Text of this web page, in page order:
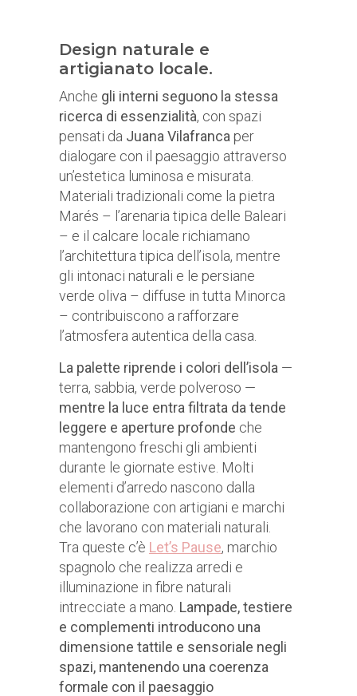
Design naturale e
artigianato locale.
Anche gli interni seguono la stessa
ricerca di essenzialità, con spazi
pensati da Juana Vilafranca per
dialogare con il paesaggio attraverso
un’estetica luminosa e misurata.
Materiali tradizionali come la pietra
Marés – l’arenaria tipica delle Baleari
– e il calcare locale richiamano
l’architettura tipica dell’isola, mentre
gli intonaci naturali e le persiane
verde oliva – diffuse in tutta Minorca
– contribuiscono a rafforzare
l’atmosfera autentica della casa.
La palette riprende i colori dell’isola —
terra, sabbia, verde polveroso —
mentre la luce entra filtrata da tende
leggere e aperture profonde che
mantengono freschi gli ambienti
durante le giornate estive. Molti
elementi d’arredo nascono dalla
collaborazione con artigiani e marchi
che lavorano con materiali naturali.
Tra queste c’è Let’s Pause, marchio
spagnolo che realizza arredi e
illuminazione in fibre naturali
intrecciate a mano. Lampade, testiere
e complementi introducono una
dimensione tattile e sensoriale negli
spazi, mantenendo una coerenza
formale con il paesaggio